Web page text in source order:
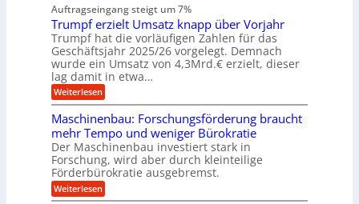
e
n
b
a
u
a
u
f
e
n
f
ü
h
r
u
n
g
e
n
B
S
C
L
w
e
r
t
u
n
g
s
r
e
e
s
H
y
b
r
i
Auftragseingang steigt um 7%
Trumpf erzielt Umsatz knapp über Vorjahr
Trumpf hat die vorläufigen Zahlen für das
Geschäftsjahr 2025/26 vorgelegt. Demnach
wurde ein Umsatz von 4,3Mrd.€ erzielt, dieser
lag damit in etwa…
Weiterlesen:
T
u
m
p
f
e
r
z
Maschinenbau: Forschungsförderung braucht
mehr Tempo und weniger Bürokratie
Der Maschinenbau investiert stark in
Forschung, wird aber durch kleinteilige
Förderbürokratie ausgebremst.
Weiterlesen:
M